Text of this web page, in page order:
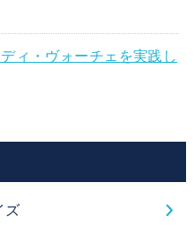
ィ・ヴォーチェを実践し
ズ